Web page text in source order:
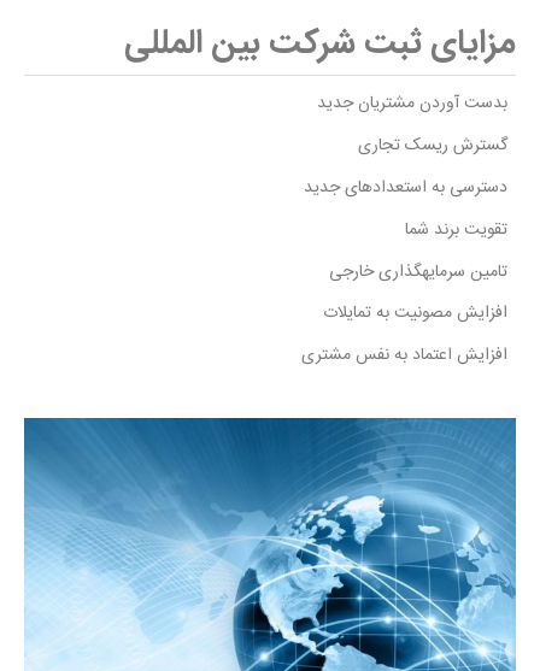
مزایای ثبت شرکت بین المللی
بدست آوردن مشتریان جدید
گسترش ریسک تجاری
دسترسی به استعدادهای جدید
تقویت برند شما
تامین سرمایهگذاری خارجی
افزایش مصونیت به تمایلات
افزایش اعتماد به نفس مشتری